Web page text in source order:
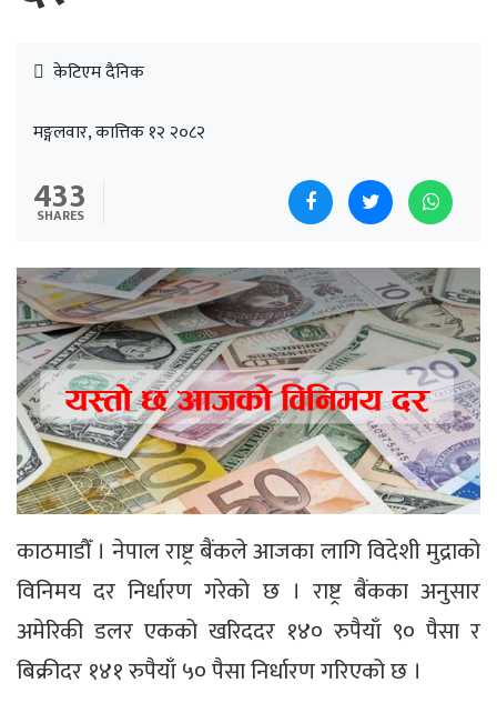
केटिएम दैनिक
मङ्गलवार, कात्तिक १२ २०८२
433
SHARES
काठमाडौँ । नेपाल राष्ट्र बैंकले आजका लागि विदेशी मुद्राको
विनिमय दर निर्धारण गरेको छ । राष्ट्र बैंकका अनुसार
अमेरिकी डलर एकको खरिददर १४० रुपैयाँ ९० पैसा र
बिक्रीदर १४१ रुपैयाँ ५० पैसा निर्धारण गरिएको छ ।